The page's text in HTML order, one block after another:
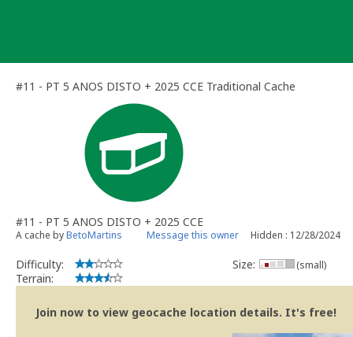
#11 - PT 5 ANOS DISTO + 2025 CCE Traditional Cache
#11 - PT 5 ANOS DISTO + 2025 CCE
A cache byBetoMartins Message this owner Hidden : 12/28/2024
Difficulty:
Terrain:
Size: (small)
Join now to view geocache location details. It's free!